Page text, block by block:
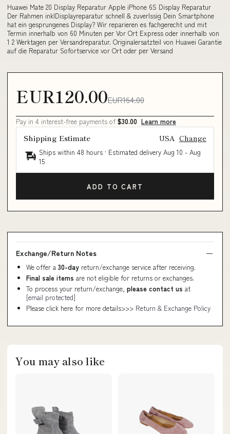
Huawei Mate 20 Display Reparatur Apple iPhone 6S Display Reparatur
Der Rahmen inklDisplayreparatur schnell & zuverlssig Dein Smartphone
hat ein gesprungenes Display? Wir reparieren es fachgerecht und mit
Termin innerhalb von 60 Minuten per Vor Ort Express oder innerhalb von
1 2 Werktagen per Versandreparatur. Originalersatzteil von Huawei Garantie
auf die Reparatur Sofortservice vor Ort oder per Versand
EUR120.00EUR164.00
Pay in 4 interest-free payments of $30.00 Learn more
Shipping Estimate USA Change
Ships within 48 hours · Estimated delivery Aug 10 - Aug
15
ADD TO CART
Exchange/Return Notes
We offer a 30-day return/exchange service after receiving.
Final sale items are not eligible for returns or exchanges.
To process your return/exchange, please contact us at
[email protected]
Please click here for more details>>> Return & Exchange Policy
You may also like